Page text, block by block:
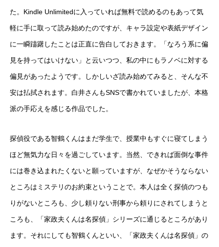
た。Kindle Unlimitedに入っていれば無料で読めるのもあって気
軽に手に取って読み始めたのですが、キャラ設定や表紙デザイン
に一瞬躊躇したことは正直に告白しておきます。「なろう系に偏
見を持ってはいけない」と云いつつ、私の中にもラノベに対する
偏見があったようです。しかしいざ読み始めてみると、そんな不
安は払拭されます。白井さんもSNSで書かれていましたが、本格
派の手応えを感じる作品でした。
探偵役である智鶴くんはまだ学生で、授業中もすぐに寝てしまう
ほど無気力な日々を過ごしています。当然、できれば面倒な事件
には巻き込まれたくないと願っていますが、なぜかそうならない
ところはミステリのお約束ということで。本人は全く探偵のつも
りがないところも、少し頼りない刑事から頼りにされてしまうと
ころも、「家政夫くんは名探偵」シリーズに通じるところがあり
ます。それにしても智鶴くんといい、「家政夫くんは名探偵」の